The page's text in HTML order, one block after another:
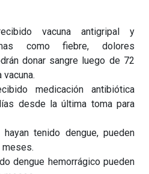
vacuna antigripal y
como fiebre, dolores
donar sangre luego de 72
medicación antibiótica
desde la última toma para
tenido dengue, pueden
meses.
dengue hemorrágico pueden